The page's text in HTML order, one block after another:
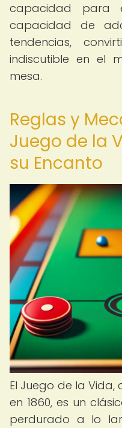
capacidad para
capacidad de
tendencias,
indiscutible en el
mesa.
Reglas y
Juego de la
su Encanto
El Juego de la
en 1860, es un
perdurado a lo